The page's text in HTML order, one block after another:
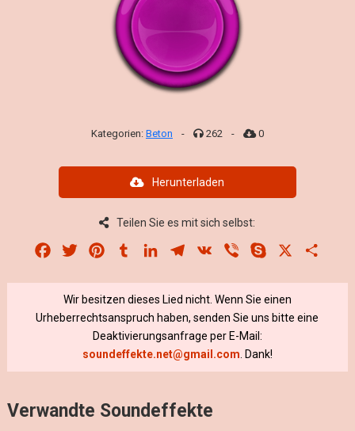
Kategorien: Beton - 262 - 0
Herunterladen
Teilen Sie es mit sich selbst:
Facebook
Twitter PinterestTumblrLinkedInTelegram
VK Viber Skype
Wir besitzen dieses Lied nicht. Wenn Sie einen
Urheberrechtsanspruch haben, senden Sie uns bitte eine
Deaktivierungsanfrage per E-Mail:
soundeffekte.net@gmail.com . Dank!
Verwandte Soundeffekte